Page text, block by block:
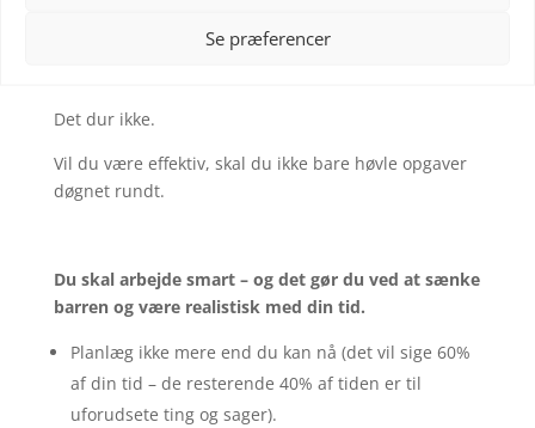
Se præferencer
Det jeg ser er, at barren er sat for højt⚡.
Det dur ikke.
Vil du være effektiv, skal du ikke bare høvle opgaver
døgnet rundt.
Du skal arbejde smart – og det gør du ved at sænke
barren og være realistisk med din tid.
Planlæg ikke mere end du kan nå (det vil sige 60%
af din tid – de resterende 40% af tiden er til
uforudsete ting og sager).